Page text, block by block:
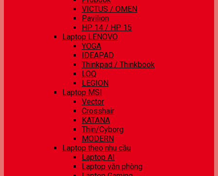
VICTUS / OMEN
Pavilion
HP 14 / HP 15
Laptop LENOVO
YOGA
IDEAPAD
Thinkpad / Thinkbook
LOQ
LEGION
Laptop MSI
Vector
Crosshair
KATANA
Thin/Cyborg
MODERN
Laptop theo nhu cầu
Laptop AI
Laptop văn phòng